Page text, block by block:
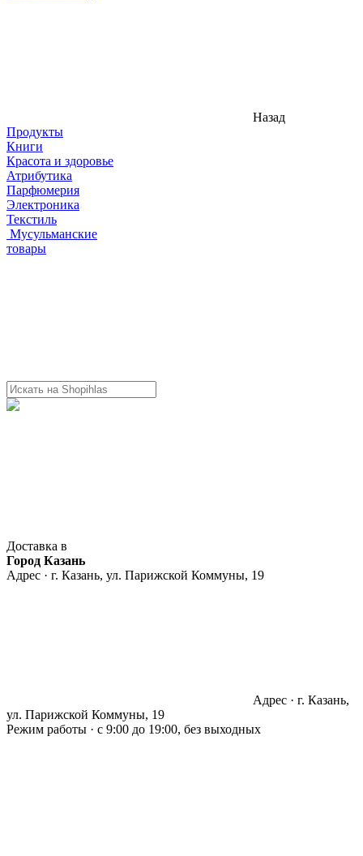
Назад
Продукты
Книги
Красота и здоровье
Атрибутика
Парфюмерия
Электроника
Текстиль
Мусульманские
товары
Доставка в
Город Казань
Адрес · г. Казань, ул. Парижской Коммуны, 19
Адрес · г. Казань,
ул. Парижской Коммуны, 19
Режим работы · с 9:00 до 19:00, без выходных